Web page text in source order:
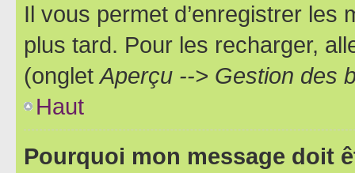
Il vous permet d’enregistrer
plus tard. Pour les recharger,
(ongletAperçu --> Gestion des
Haut
Pourquoi mon message doit